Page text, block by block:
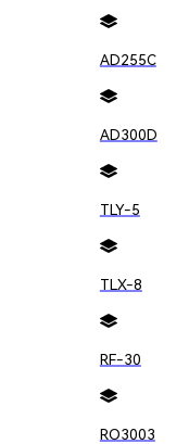
AD255C
AD300D
TLY-5
TLX-8
RF-30
RO3003
实施永久纠正措
紧急响应措施的有
。
本原因
具列出可能解释
可能原因列表中的